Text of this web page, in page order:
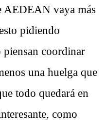
AEDEAN vaya más
pidiendo
coordinar
una huelga que
todo quedará en
como